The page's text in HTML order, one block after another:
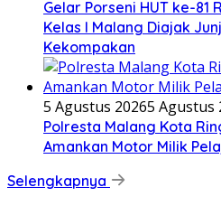
Gelar Porseni HUT ke-81
Kelas I Malang Diajak
Kekompakan
5 Agustus 20265 Agustus
Polresta Malang Kota
Amankan Motor Milik
Selengkapnya